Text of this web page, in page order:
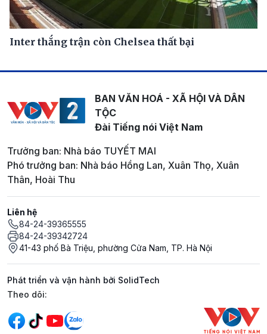
Inter thắng trận còn Chelsea thất bại
BAN VĂN HOÁ - XÃ HỘI VÀ DÂN
TỘC
Đài Tiếng nói Việt Nam
Trưởng ban: Nhà báo TUYẾT MAI
Phó trưởng ban: Nhà báo Hồng Lan, Xuân Thọ, Xuân
Thân, Hoài Thu
Liên hệ
84-24-39365555
84-24-39342724
41-43 phố Bà Triệu, phường Cửa Nam, TP. Hà Nội
Phát triển và vận hành bởi SolidTech
Mạng xã hội
Theo dõi: